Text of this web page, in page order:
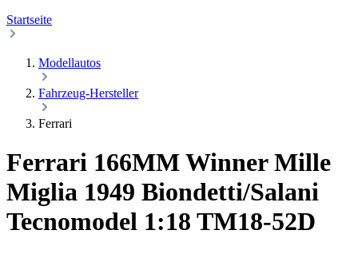
Startseite
Modellautos
Fahrzeug-Hersteller
Ferrari
Ferrari 166MM Winner Mille
Miglia 1949 Biondetti/Salani
Tecnomodel 1:18 TM18-52D